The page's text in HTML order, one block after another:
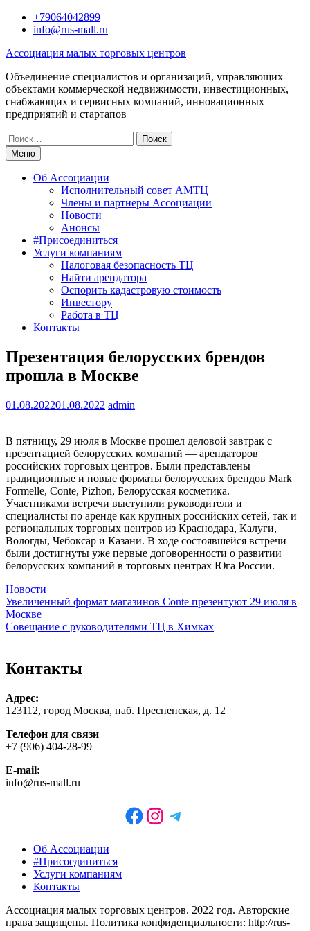
Перейти+79064042899
info@rus-mall.ru
Ассоциация малых торговых центров
Объединение специалистов и организаций, управляющих
объектами коммерческой недвижимости, инвестиционных,
снабжающих и сервисных компаний, инновационных
предприятий и стартапов
Искать:
Меню
Об Ассоциации
Исполнительный совет АМТЦ
Члены и партнеры Ассоциации
Новости
Анонсы
#Присоединиться
Услуги компаниям
Налоговая безопасность ТЦ
Найти арендатора
Оспорить кадастровую стоимость
Инвестору
Работа в ТЦ
Контакты
Презентация белорусских брендов
прошла в Москве
01.08.202201.08.2022 admin
В пятницу, 29 июля в Москве прошел деловой завтрак с
презентацией белорусских компаний — арендаторов
российских торговых центров. Были представлены
традиционные и новые форматы белорусских брендов Mark
Formelle, Conte, Pizhon, Белорусская косметика.
Участниками встречи выступили руководители и
специалисты по аренде как крупных российских сетей, так и
региональных торговых центров из Краснодара, Калуги,
Вологды, Чебоксар и Казани. В ходе состоявшейся встречи
были достигнуты уже первые договоренности о развитии
белорусских компаний в торговых центрах Юга России.
Новости
Навигация
по
Увеличенный формат магазинов Conte презентуют 29 июля в
Москве
Совещание с руководителями ТЦ в Химках
Контакты
Адрес:
123112, город Москва, наб. Пресненская, д. 12
Телефон для связи
+7 (906) 404-28-99
E-mail:
info@rus-mall.ru
Facebook
Instagram
Telegram
Об Ассоциации
#Присоединиться
Услуги компаниям
Контакты
Ассоциация малых торговых центров. 2022 год. Авторские
права защищены. Политика конфиденциальности: http://rus-